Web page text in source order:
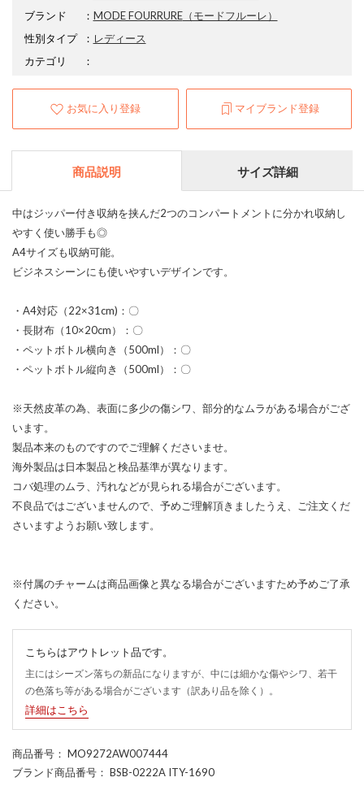
ブランド
： MODE FOURRURE（モードフルーレ）
性別タイプ
： レディース
カテゴリ
：
お気に入り登録 マイブランド登録
商品説明 サイズ詳細
中はジッパー付き収納を挟んだ2つのコンパートメントに分かれ収納し
やすく使い勝手も◎
A4サイズも収納可能。
ビジネスシーンにも使いやすいデザインです。
・A4対応（22×31cm)：〇
・長財布（10×20cm）：〇
・ペットボトル横向き（500ml）：〇
・ペットボトル縦向き（500ml）：〇
※天然皮革の為、表面に多少の傷シワ、部分的なムラがある場合がござ
います。
製品本来のものですのでご理解くださいませ。
海外製品は日本製品と検品基準が異なります。
コバ処理のムラ、汚れなどが見られる場合がございます。
不良品ではございませんので、予めご理解頂きましたうえ、ご注文くだ
さいますようお願い致します。
※付属のチャームは商品画像と異なる場合がございますため予めご了承
ください。
こちらはアウトレット品です。
主にはシーズン落ちの新品になりますが、中には細かな傷やシワ、若干
の色落ち等がある場合がございます（訳あり品を除く）。
詳細はこちら
商品番号 ： MO9272AW007444
ブランド商品番号 ： BSB-0222A ITY-1690